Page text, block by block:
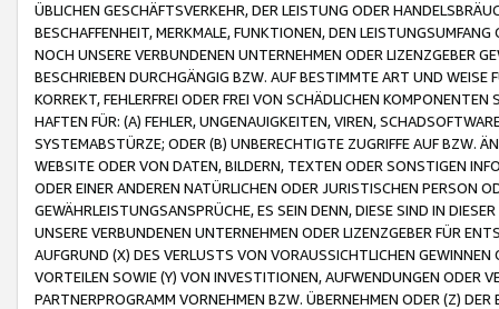
ÜBLICHEN GESCHÄFTSVERKEHR, DER LEISTUNG ODER
BESCHAFFENHEIT, MERKMALE, FUNKTIONEN, DEN
NOCH UNSERE VERBUNDENEN UNTERNEHMEN ODER LIZENZGEBER
BESCHRIEBEN DURCHGÄNGIG BZW. AUF BESTIMMTE ART UND
KORREKT, FEHLERFREI ODER FREI VON SCHÄDLICHEN
HAFTEN FÜR: (A) FEHLER, UNGENAUIGKEITEN, VIREN,
SYSTEMABSTÜRZE; ODER (B) UNBERECHTIGTE ZUGRIFFE AUF BZW.
WEBSITE ODER VON DATEN, BILDERN, TEXTEN ODER SONSTIGEN
ODER EINER ANDEREN NATÜRLICHEN ODER JURISTISCHEN PERSON
GEWÄHRLEISTUNGSANSPRÜCHE, ES SEIN DENN, DIESE SIND IN
UNSERE VERBUNDENEN UNTERNEHMEN ODER LIZENZGEBER FÜR
AUFGRUND (X) DES VERLUSTS VON VORAUSSICHTLICHEN
VORTEILEN SOWIE (Y) VON INVESTITIONEN, AUFWENDUNGEN ODER
PARTNERPROGRAMM VORNEHMEN BZW. ÜBERNEHMEN ODER (Z)